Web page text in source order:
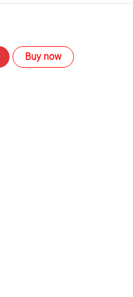
Buy now